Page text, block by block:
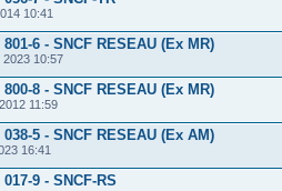
10:41
6 - SNCF RESEAU (Ex MR)
10:57
8 - SNCF RESEAU (Ex MR)
11:59
5 - SNCF RESEAU (Ex AM)
16:41
9 - SNCF-RS